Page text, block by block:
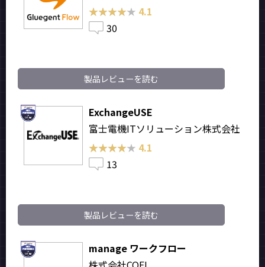
★★★★★
★★★★★ 4.1
30
製品レビューを読む
ExchangeUSE
富士電機ITソリューション株式会社
★★★★★
★★★★★ 4.1
13
製品レビューを読む
manage ワークフロー